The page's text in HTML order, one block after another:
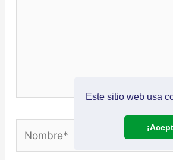
Este sitio web usa